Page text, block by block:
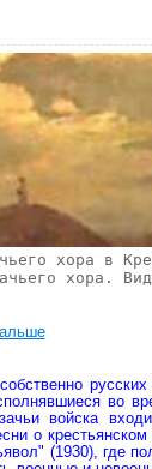
хора в
хора.
во
войска
о
(1930), где